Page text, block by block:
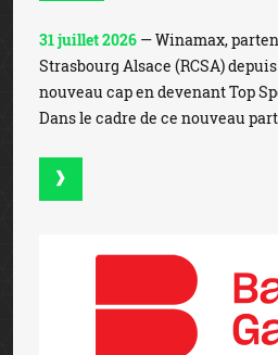
31 juillet 2026 — Winamax,
Strasbourg Alsace (RCSA)
nouveau cap en devenant Top
Dans le cadre de ce nouveau